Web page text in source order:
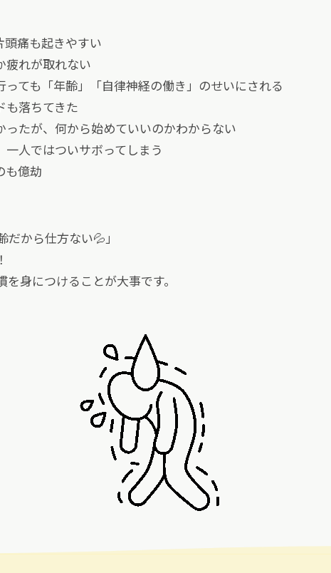
頭痛も起きやすい
疲れが取れない
っても「年齢」「自律神経の働き」のせいにされる
も落ちてきた
ったが、何から始めていいのかわからない
人ではついサボってしまう
も億劫
だから仕方ない💦」
を身につけることが大事です。